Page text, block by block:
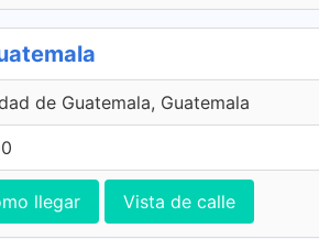
de Guatemala, Guatemala
llegar Vista de calle